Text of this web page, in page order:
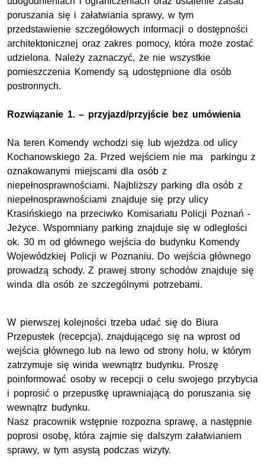
poruszania się i załatwiania sprawy, w tym
przedstawienie szczegółowych informacji o dostępności
architektonicznej oraz zakres pomocy, która może zostać
udzielona. Należy zaznaczyć, że nie wszystkie
pomieszczenia Komendy są udostępnione dla osób
postronnych.
Rozwiązanie 1. – przyjazd/przyjście bez umówienia
Na teren Komendy wchodzi się lub wjeżdża od ulicy
Kochanowskiego 2a. Przed wejściem nie ma parkingu z
oznakowanymi miejscami dla osób z
niepełnosprawnościami. Najbliższy parking dla osób z
niepełnosprawnościami znajduje się przy ulicy
Krasińskiego na przeciwko Komisariatu Policji Poznań -
Jeżyce. Wspomniany parking znajduje się w odległości
ok. 30 m od głównego wejścia do budynku Komendy
Wojewódzkiej Policji w Poznaniu. Do wejścia głównego
prowadzą schody. Z prawej strony schodów znajduje się
winda dla osób ze szczególnymi potrzebami.
W pierwszej kolejności trzeba udać się do Biura
Przepustek (recepcja), znajdującego się na wprost od
wejścia głównego lub na lewo od strony holu, w którym
zatrzymuje się winda wewnątrz budynku. Proszę
poinformować osoby w recepcji o celu swojego przybycia
i poprosić o przepustkę uprawniającą do poruszania się
wewnątrz budynku.
Nasz pracownik wstępnie rozpozna sprawę, a następnie
poprosi osobę, która zajmie się dalszym załatwianiem
sprawy, w tym asystą podczas wizyty.